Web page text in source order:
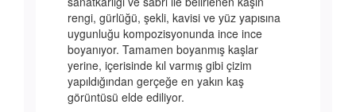
rengi, gürlüğü, şekli, kavisi ve yüz yapısına
uygunluğu kompozisyonunda ince ince
boyanıyor. Tamamen boyanmış kaşlar
yerine, içerisinde kıl varmış gibi çizim
yapıldığından gerçeğe en yakın kaş
görüntüsü elde ediliyor.